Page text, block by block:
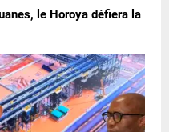
le Horoya défiera la